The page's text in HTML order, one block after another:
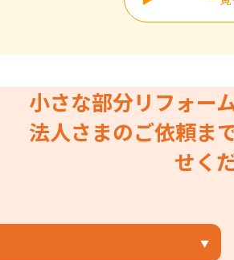
小さな部分リフォー
法人さまのご依頼ま
せく